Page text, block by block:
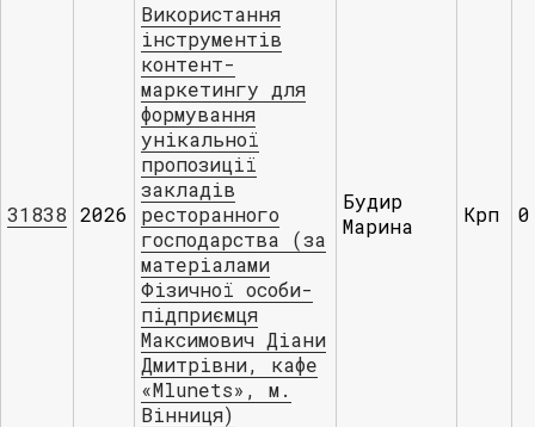
31838 2026
Використання
інструментів
контент-
маркетингу для
формування
унікальної
пропозиції
закладів
ресторанного
господарства (за
матеріалами
Фізичної особи-
підприємця
Максимович Діани
Дмитрівни, кафе
«Mlunets», м.
Вінниця)
Будир
Марина
Крп 0